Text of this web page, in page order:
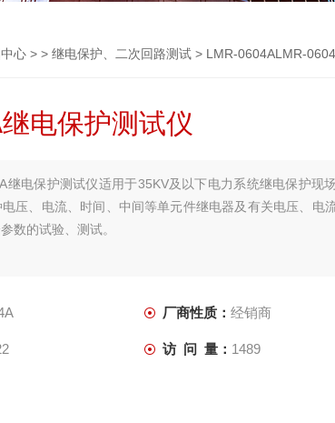
心 > > 继电保护、二次回路测试 > LMR-0604ALMR-
电保护测试仪
继电保护测试仪适用于35KV及以下电力系统继电保护现
压、电流、时间、中间等单元件继电器及有关电压、电
数的试验、测试。
厂商性质： 经销商
访 问 量： 1489